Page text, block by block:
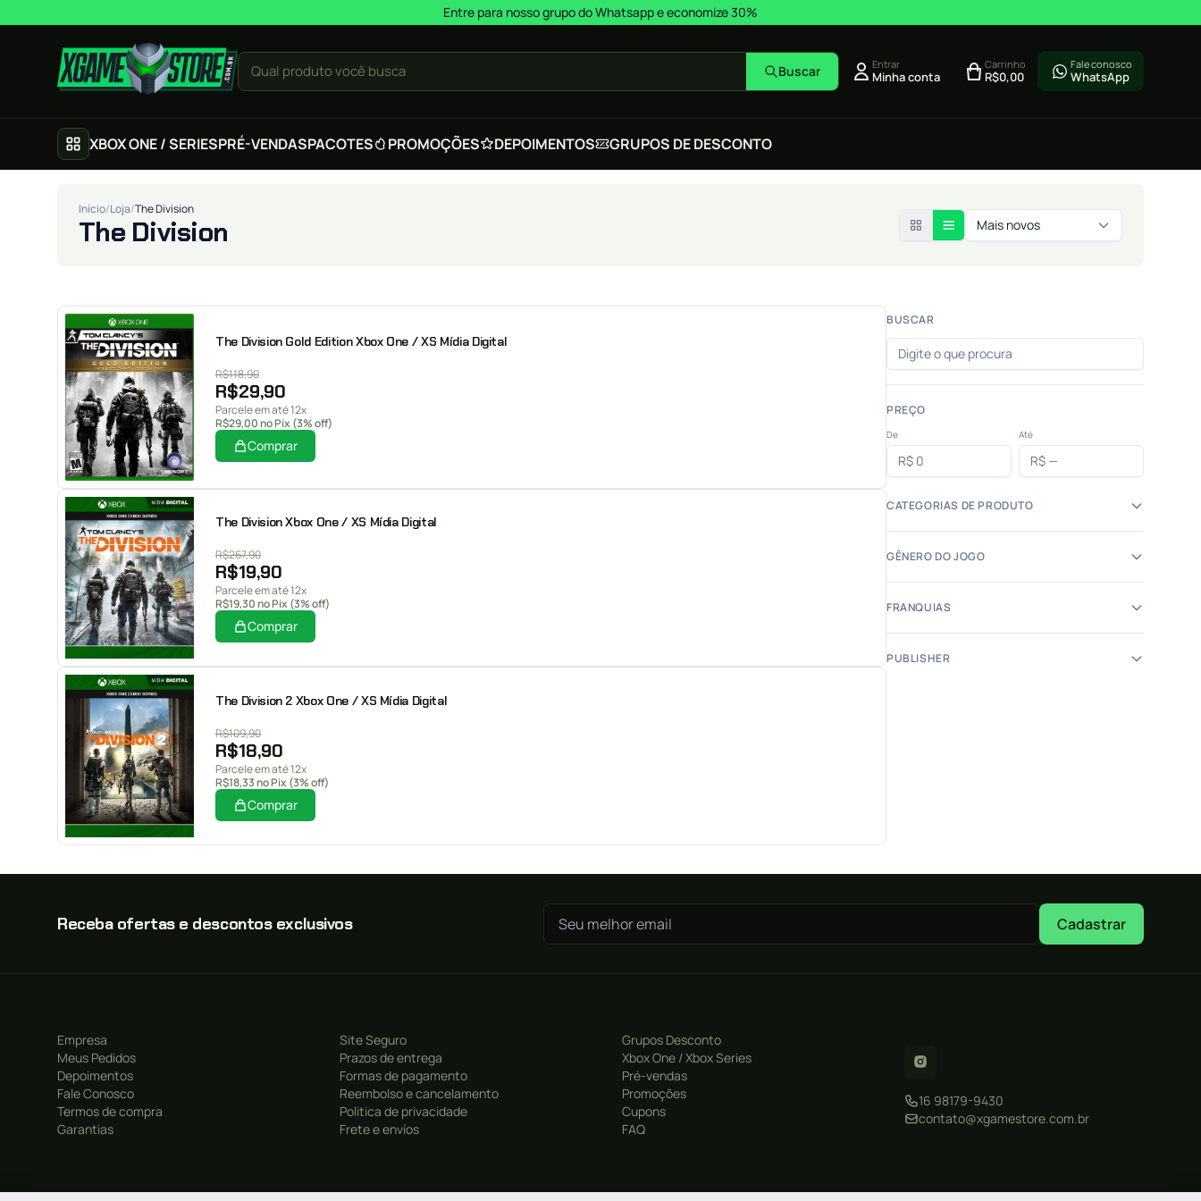
Entre para nosso grupo do Whatsapp e economize 30%
Qual produto você busca Buscar Entrar
Minha conta
Carrinho
R$0,00
Fale conosco
WhatsApp
XBOX ONE / SERIESPRÉ-VENDASPACOTES PROMOÇÕES DEPOIMENTOS GRUPOS DE DESCONTO
Início/Loja/The Division
The Division Mais novos
BUSCAR
PREÇO
De Até
CATEGORIAS DE PRODUTO
GÊNERO DO JOGO
FRANQUIAS
PUBLISHER
The Division Gold Edition Xbox One / XS Mídia Digital
R$118,90
R$29,90
Parcele em até 12x
R$29,00no Pix (3% off)
Comprar
The Division Xbox One / XS Mídia Digital
R$267,90
R$19,90
Parcele em até 12x
R$19,30no Pix (3% off)
Comprar
The Division 2 Xbox One / XS Mídia Digital
R$109,90
R$18,90
Parcele em até 12x
R$18,33no Pix (3% off)
Comprar
Receba ofertas e descontos exclusivos Cadastrar
Empresa
Meus Pedidos
Depoimentos
Fale Conosco
Termos de compra
Garantias
Site Seguro
Prazos de entrega
Formas de pagamento
Reembolso e cancelamento
Politica de privacidade
Frete e envíos
Grupos Desconto
Xbox One / Xbox Series
Pré-vendas
Promoções
Cupons
FAQ
16 98179-9430
contato@xgamestore.com.br